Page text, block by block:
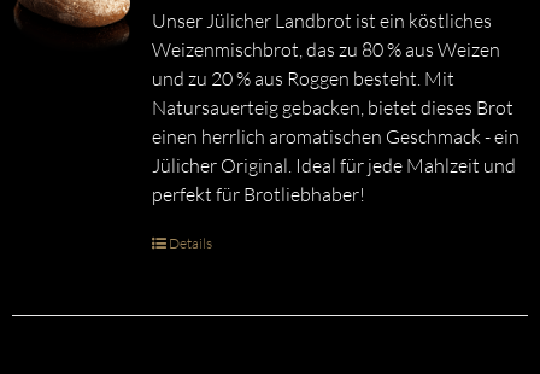
Unser Jülicher Landbrot ist ein köstliches
Weizenmischbrot, das zu 80 % aus Weizen
und zu 20 % aus Roggen besteht. Mit
Natursauerteig gebacken, bietet dieses Brot
einen herrlich aromatischen Geschmack - ein
Jülicher Original. Ideal für jede Mahlzeit und
perfekt für Brotliebhaber!
Details